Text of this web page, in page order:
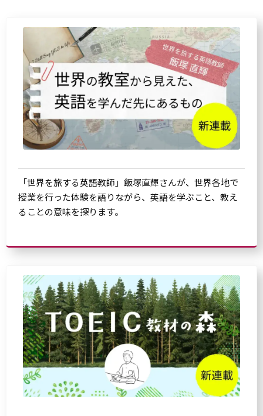
「世界を旅する英語教師」飯塚直輝さんが、世界各地で
授業を行った体験を語りながら、英語を学ぶこと、教え
ることの意味を探ります。